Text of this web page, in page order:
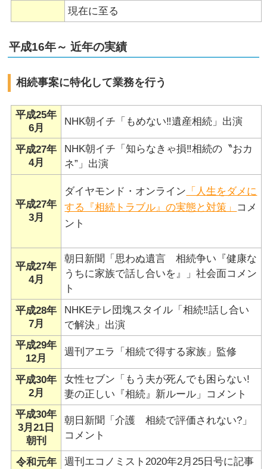
現在に至る
平成16年～ 近年の実績
相続事案に特化して業務を行う
平成25年
6月
NHK朝イチ「もめない‼遺産相続」出演
平成27年
4月
NHK朝イチ「知らなきゃ損‼相続の〝おカ
ネ”」出演
平成27年
3月
ダイヤモンド・オンライン 「人生をダメに
する『相続トラブル』の実態と対策」 コメ
ント
平成27年
4月
朝日新聞「思わぬ遺言 相続争い『健康な
うちに家族で話し合いを』」社会面コメン
ト
平成28年
7月
NHKEテレ団塊スタイル「相続‼話し合い
で解決」出演
平成29年
12月
週刊アエラ「相続で得する家族」監修
平成30年
2月
女性セブン「もう夫が死んでも困らない!
妻の正しい『相続』新ルール」コメント
平成30年
3月21日
朝刊
朝日新聞「介護 相続で評価されない?」
コメント
令和元年
週刊エコノミスト2020年2月25日号に記事